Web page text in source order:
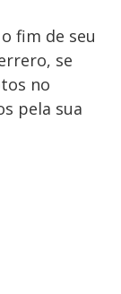
fim de seu
se
no
pela sua